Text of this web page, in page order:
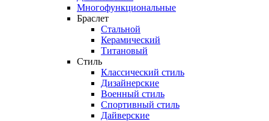
Многофункциональные
Браслет
Стальной
Керамический
Титановый
Стиль
Классический стиль
Дизайнерские
Военный стиль
Спортивный стиль
Дайверские